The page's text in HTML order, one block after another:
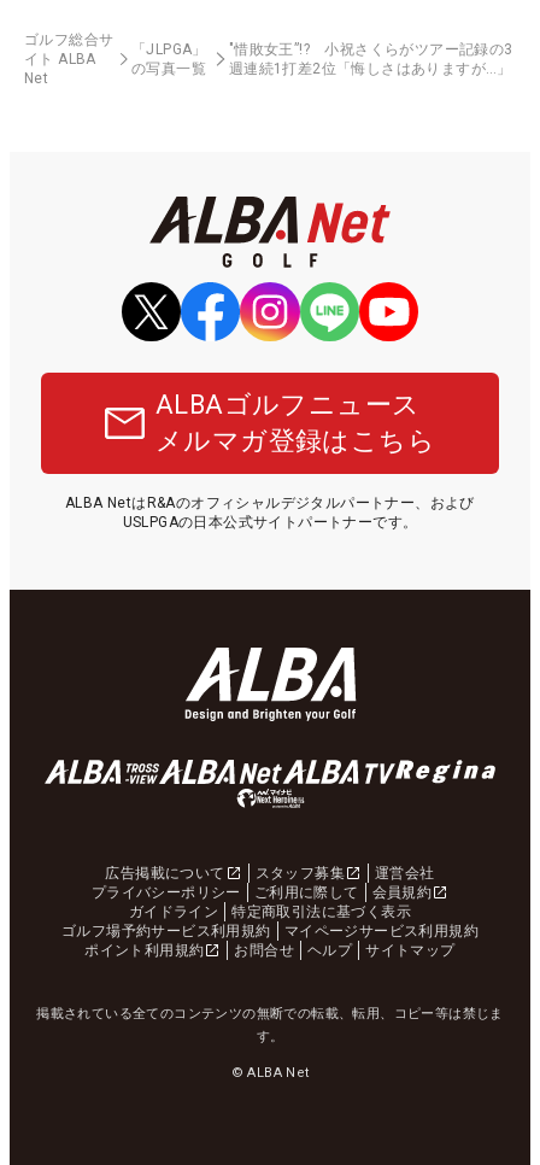
ゴルフ総合サ
イト ALBA
Net
「JLPGA」
の写真一覧
"惜敗女王”!? 小祝さくらがツアー記録の3
週連続1打差2位「悔しさはありますが…」
ALBAゴルフニュース
メルマガ登録はこちら
ALBA NetはR&Aのオフィシャルデジタルパートナー、および
USLPGAの日本公式サイトパートナーです。
広告掲載について スタッフ募集
運営会社
プライバシーポリシー
ご利用に際して
会員規約
ガイドライン
特定商取引法に基づく表示
ゴルフ場予約サービス利用規約
マイページサービス利用規約
ポイント利用規約
お問合せ ヘルプ サイトマップ
掲載されている全てのコンテンツの無断での転載、転用、コピー等は禁じま
す。
© ALBA Net